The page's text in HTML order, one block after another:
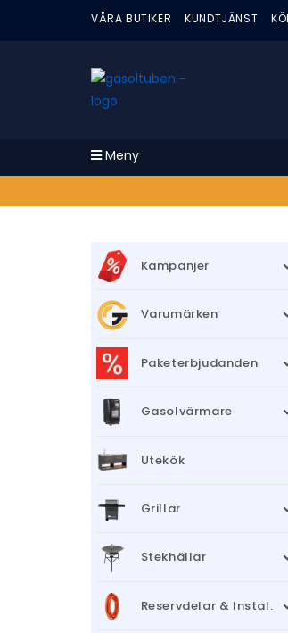
VÅRA BUTIKER KUNDTJÄNST
Meny
Kampanjer
Varumärken
Paketerbjudanden
Gasolvärmare
Utekök
Grillar
Stekhällar
Reservdelar & Instal.